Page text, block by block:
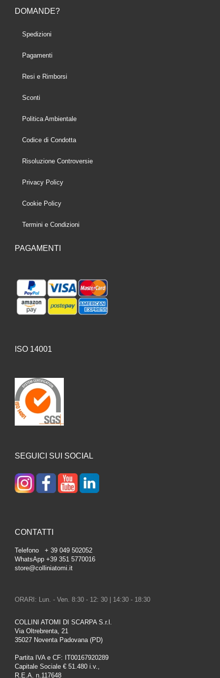
DOMANDE?
Spedizioni
Pagamenti
Resi e Rimborsi
Sconti
Politica Ambientale
Codice di Condotta
Risoluzione Controversie
Privacy Policy
Cookie Policy
Termini e Condizioni
PAGAMENTI
ISO 14001
SEGUICI SUI SOCIAL
CONTATTI
Telefono + 39 049 502052
WhatsApp +39 351 5770016
store@colliniatomi.it
ORARI: Lun. - Ven. 8:30 - 12: 30 | 14:30 - 18:30
COLLINI ATOMI DI SCARPA S.r.l.
Via Oltrebrenta, 21
35027 Noventa Padovana (PD)
Partita IVA e CF: IT00167920289
Capitale Sociale € 51.480 i.v.,
R.E.A. n.117648